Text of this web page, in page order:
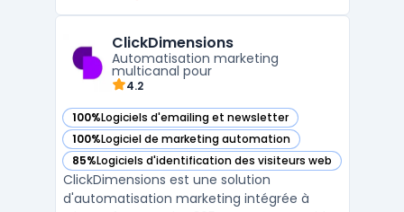
messagerie SMS, l’envoi d’emails
transactionnels, le CRM et la créati ...
ClickDimensions
Automatisation marketing
multicanal pour
4.2
100%Logiciels d'emailing et newsletter
— voir ClickDimensions dans cette catégorie
100%Logiciel de marketing automation
— voir ClickDimensions dans cette catégorie
85%Logiciels d'identification des visiteurs web
— voir ClickDimensions dans cette catégorie
ClickDimensions est une solution
d'automatisation marketing intégrée à